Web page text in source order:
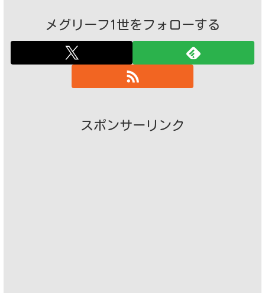
メグリーフ1世をフォローする
スポンサーリンク